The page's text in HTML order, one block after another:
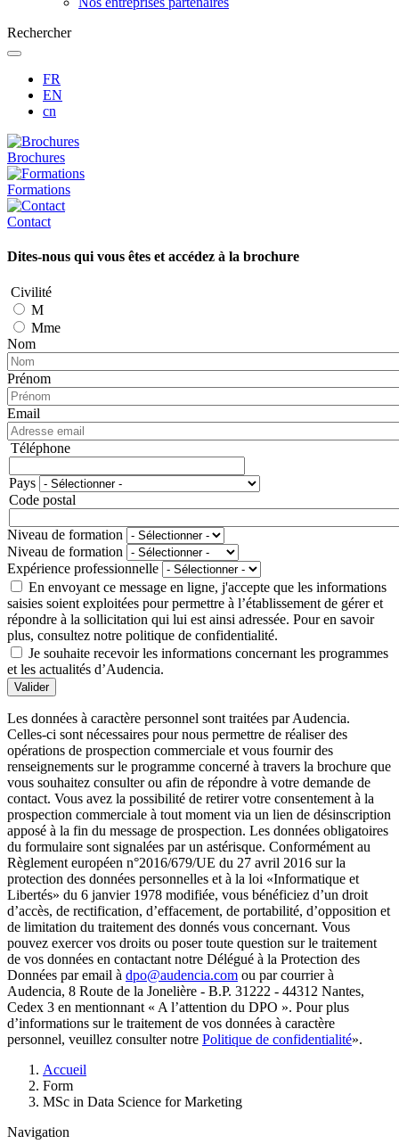
Rechercher
FR
EN
cn
Brochures
Formations
Contact
Dites-nous qui vous êtes et accédez à la brochure
Civilité
M
Mme
Nom
Prénom
Email
Téléphone
Adresse
Pays
Code postal
Niveau de formation
Niveau de formation
Expérience professionnelle
En envoyant ce message en ligne, j'accepte que les informations
saisies soient exploitées pour permettre à l’établissement de gérer et
répondre à la sollicitation qui lui est ainsi adressée. Pour en savoir
plus, consultez notre politique de confidentialité.
Je souhaite recevoir les informations concernant les programmes
et les actualités d’Audencia.
Valider
Les données à caractère personnel sont traitées par Audencia.
Celles-ci sont nécessaires pour nous permettre de réaliser des
opérations de prospection commerciale et vous fournir des
renseignements sur le programme concerné à travers la brochure que
vous souhaitez consulter ou afin de répondre à votre demande de
contact. Vous avez la possibilité de retirer votre consentement à la
prospection commerciale à tout moment via un lien de désinscription
apposé à la fin du message de prospection. Les données obligatoires
du formulaire sont signalées par un astérisque. Conformément au
Règlement européen n°2016/679/UE du 27 avril 2016 sur la
protection des données personnelles et à la loi «Informatique et
Libertés» du 6 janvier 1978 modifiée, vous bénéficiez d’un droit
d’accès, de rectification, d’effacement, de portabilité, d’opposition et
de limitation du traitement des donnés vous concernant. Vous
pouvez exercer vos droits ou poser toute question sur le traitement
de vos données en contactant notre Délégué à la Protection des
Données par email à dpo@audencia.com ou par courrier à
Audencia, 8 Route de la Jonelière - B.P. 31222 - 44312 Nantes,
Cedex 3 en mentionnant « A l’attention du DPO ». Pour plus
d’informations sur le traitement de vos données à caractère
personnel, veuillez consulter notre Politique de confidentialité».
d'Ariane
Accueil
Form
MSc in Data Science for Marketing
Navigation